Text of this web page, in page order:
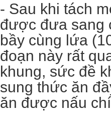
- Sau khi tách
được đưa sang
bầy cùng lứa
đoạn này rất
khung, sức đề
sung thức ăn
ăn được nấu